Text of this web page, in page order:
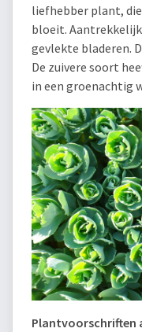
liefhebber plant,
bloeit.
gevlekte bladeren.
De zuivere soort
in een groenachtig
Plantvoorschriften